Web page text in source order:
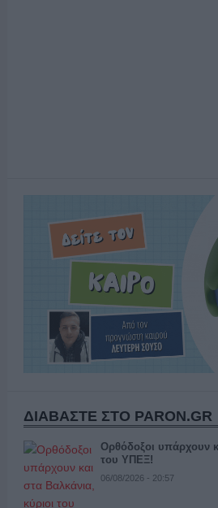
ΔΙΑΒΑΣΤΕ ΣΤΟ PARON.GR
Ορθόδοξοι υπάρχουν
του ΥΠΕΞ!
06/08/2026 - 20:57